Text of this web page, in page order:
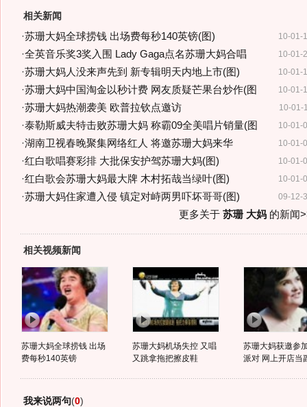
相关新闻
10-01-
·苏珊大妈全球捞钱 出场费每秒140英镑(图)
10-01-
·全英音乐奖3奖入围 Lady Gaga点名苏珊大妈合唱
10-01-
·苏珊大妈人没来声先到 新专辑明天内地上市(图)
10-01-
·苏珊大妈中国淘金以秒计费 网友质疑芒果台炒作(图
10-01-
·苏珊大妈热潮袭美 欧普拉钦点邀访
10-01-
·泰勒斯威夫特击败苏珊大妈 称霸09全美唱片销量(图
10-01-
·湖南卫视春晚聚集网络红人 将邀苏珊大妈来华
10-01-
·红白歌唱赛彩排 大批保安护驾苏珊大妈(图)
10-01-
·红白歌会苏珊大妈最大牌 木村拓哉当绿叶(图)
09-12-
·苏珊大妈住家遭入侵 镇定对峙两男吓坏哥哥(图)
更多关于 苏珊 大妈的新闻
相关视频新闻
苏珊大妈全球捞钱 出场
费每秒140英镑
苏珊大妈机场失控 又唱
又跳拿拖把擦皮鞋
苏珊大妈获邀参
派对 网上开店当
我来说两句(0)